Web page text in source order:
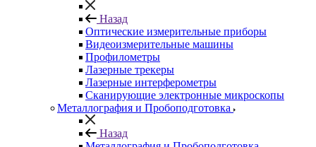
Назад
Оптические измерительные приборы
Видеоизмерительные машины
Профилометры
Лазерные трекеры
Лазерные интерферометры
Сканирующие электронные микроскопы
Металлография и Пробоподготовка
Назад